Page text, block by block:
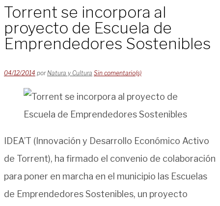
Torrent se incorpora al
proyecto de Escuela de
Emprendedores Sostenibles
04/12/2014 porNatura y Cultura Sin comentario(s)
IDEA’T (Innovación y Desarrollo Económico Activo
de Torrent), ha firmado el convenio de colaboración
para poner en marcha en el municipio las Escuelas
de Emprendedores Sostenibles, un proyecto